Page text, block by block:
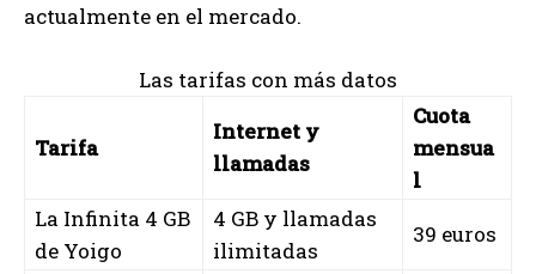
actualmente en el mercado.
Las tarifas con más datos
Tarifa
Internet y
llamadas
Cuota
mensua
l
La Infinita 4 GB
de Yoigo
4 GB y llamadas
ilimitadas
39 euros